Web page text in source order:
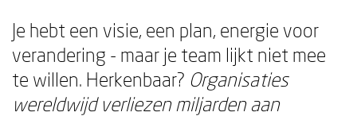
Je hebt een visie, een plan, energie voor
verandering - maar je team lijkt niet mee
te willen. Herkenbaar? Organisaties
wereldwijd verliezen miljarden aan